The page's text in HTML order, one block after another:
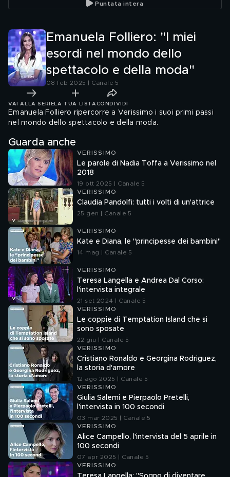
Puntata intera
Emanuela Folliero: "I miei
esordi nel mondo dello
spettacolo e della moda"
08 feb 2025 | Canale 5
VAI ALLA SERIE LA TUA LISTA CONDIVIDI
Emanuela Folliero ripercorre a Verissimo i suoi primi passi
nel mondo dello spettacolo e della moda.
Guarda anche
VERISSIMO
Le parole di Nadia Toffa a Verissimo nel
2018
19 ott 2025 | Canale 5
VERISSIMO
Claudia Pandolfi: tutti i volti di un'attrice
25 gen | Canale 5
VERISSIMO
Kate e Diana, le "principesse dei bambini"
14 mag | Canale 5
VERISSIMO
Teresa Langella e Andrea Dal Corso:
l'intervista integrale
21 set 2024 | Canale 5
VERISSIMO
Le coppie di Temptation Island che si
sono sposate
22 giu | Canale 5
VERISSIMO
Cristiano Ronaldo e Georgina Rodriguez,
la storia d'amore
12 ago 2025 | Canale 5
VERISSIMO
Giulia Salemi e Pierpaolo Pretelli,
l'intervista in 100 secondi
03 mar 2025 | Canale 5
VERISSIMO
Alice Campello, l'intervista del 5 aprile in
100 secondi
07 apr 2025 | Canale 5
VERISSIMO